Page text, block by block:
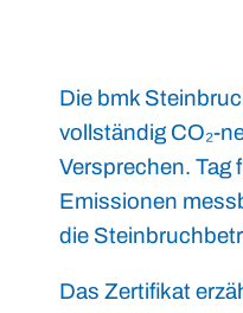
Die bmk
vollständig CO₂-
Versprechen. Tag
Emissionen
die
Das Zertifikat